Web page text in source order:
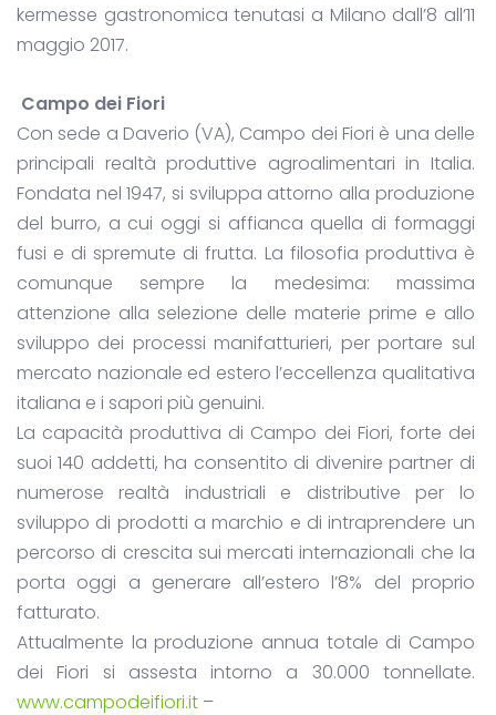
kermesse gastronomica tenutasi a Milano dall’8 all’11
maggio 2017.
Campo dei Fiori
Con sede a Daverio (VA), Campo dei Fiori è una delle
principali realtà produttive agroalimentari in Italia.
Fondata nel 1947, si sviluppa attorno alla produzione
del burro, a cui oggi si affianca quella di formaggi
fusi e di spremute di frutta. La filosofia produttiva è
comunque sempre la medesima: massima
attenzione alla selezione delle materie prime e allo
sviluppo dei processi manifatturieri, per portare sul
mercato nazionale ed estero l’eccellenza qualitativa
italiana e i sapori più genuini.
La capacità produttiva di Campo dei Fiori, forte dei
suoi 140 addetti, ha consentito di divenire partner di
numerose realtà industriali e distributive per lo
sviluppo di prodotti a marchio e di intraprendere un
percorso di crescita sui mercati internazionali che la
porta oggi a generare all’estero l’8% del proprio
fatturato.
Attualmente la produzione annua totale di Campo
dei Fiori si assesta intorno a 30.000 tonnellate.
www.campodeifiori.it –